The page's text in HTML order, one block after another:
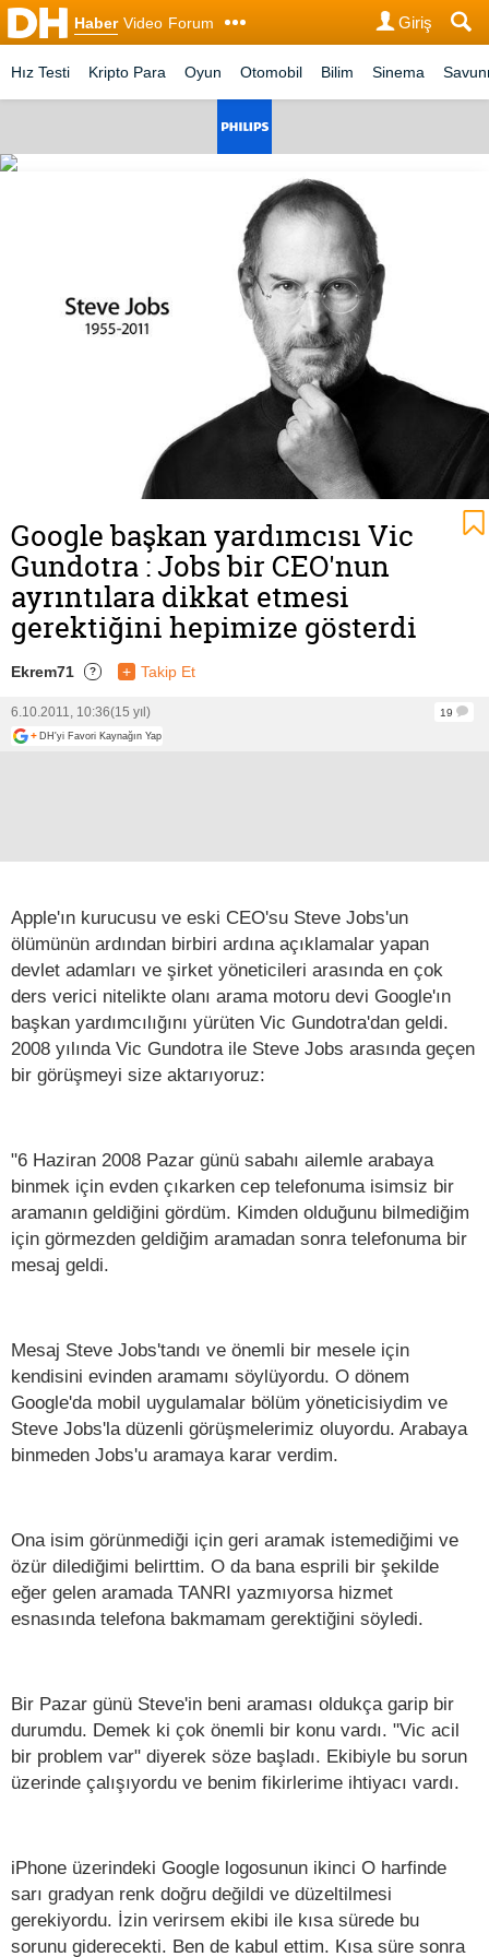
Haber Video Forum Giriş
Hız Testi Kripto Para Oyun Otomobil Bilim Sinema
Google başkan yardımcısı Vic
Gundotra : Jobs bir CEO'nun
ayrıntılara dikkat etmesi
gerektiğini hepimize gösterdi
Ekrem71 ? + Takip Et
6.10.2011, 10:36(15 yıl)
19
+ DH'yi Favori Kaynağın Yap
Apple'ın kurucusu ve eski CEO'su Steve Jobs'un
ölümünün ardından birbiri ardına açıklamalar yapan
devlet adamları ve şirket yöneticileri arasında en çok
ders verici nitelikte olanı arama motoru devi Google'ın
başkan yardımcılığını yürüten Vic Gundotra'dan geldi.
2008 yılında Vic Gundotra ile Steve Jobs arasında geçen
bir görüşmeyi size aktarıyoruz:
"6 Haziran 2008 Pazar günü sabahı ailemle arabaya
binmek için evden çıkarken cep telefonuma isimsiz bir
aramanın geldiğini gördüm. Kimden olduğunu bilmediğim
için görmezden geldiğim aramadan sonra telefonuma bir
mesaj geldi.
Mesaj Steve Jobs'tandı ve önemli bir mesele için
kendisini evinden aramamı söylüyordu. O dönem
Google'da mobil uygulamalar bölüm yöneticisiydim ve
Steve Jobs'la düzenli görüşmelerimiz oluyordu. Arabaya
binmeden Jobs'u aramaya karar verdim.
Ona isim görünmediği için geri aramak istemediğimi ve
özür dilediğimi belirttim. O da bana esprili bir şekilde
eğer gelen aramada TANRI yazmıyorsa hizmet
esnasında telefona bakmamam gerektiğini söyledi.
Bir Pazar günü Steve'in beni araması oldukça garip bir
durumdu. Demek ki çok önemli bir konu vardı. "Vic acil
bir problem var" diyerek söze başladı. Ekibiyle bu sorun
üzerinde çalışıyordu ve benim fikirlerime ihtiyacı vardı.
iPhone üzerindeki Google logosunun ikinci O harfinde
sarı gradyan renk doğru değildi ve düzeltilmesi
gerekiyordu. İzin verirsem ekibi ile kısa sürede bu
sorunu giderecekti. Ben de kabul ettim. Kısa süre sonra